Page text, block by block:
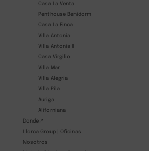
Casa La Venta
Penthouse Benidorm
Casa La Finca
Villa Antonia
Villa Antonia II
Casa Virgilio
Villa Mar
Villa Alegría
Villa Pila
Auriga
Aliforniana
Donde📍
Llorca Group | Oficinas
Nosotros